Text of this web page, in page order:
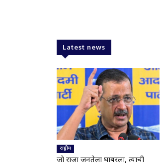
Latest news
राष्ट्रीय
जो राजा जनतेला घाबरला, त्याची